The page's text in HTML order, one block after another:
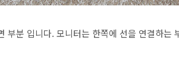
부분 입니다. 모니터는 한쪽에 선을 연결하는